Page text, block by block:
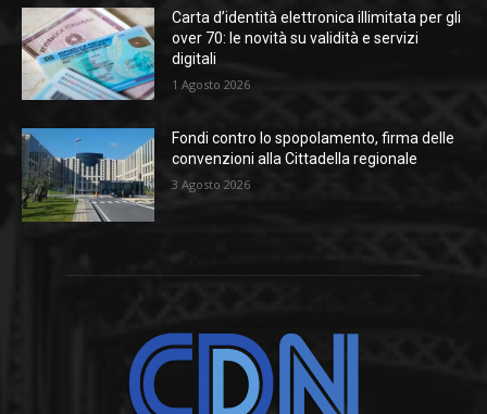
Carta d’identità elettronica illimitata per gli
over 70: le novità su validità e servizi
digitali
1 Agosto 2026
Fondi contro lo spopolamento, firma delle
convenzioni alla Cittadella regionale
3 Agosto 2026